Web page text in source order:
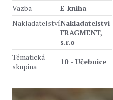
Vazba
E-kniha
NakladatelstvíNakladatelství
FRAGMENT,
s.r.o
Tématická
skupina
10 - Učebnice